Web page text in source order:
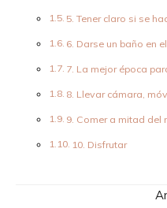
5. Tener claro si se
6. Darse un baño en
7. La mejor época
8. Llevar cámara,
9. Comer a mitad del
10. Disfrutar